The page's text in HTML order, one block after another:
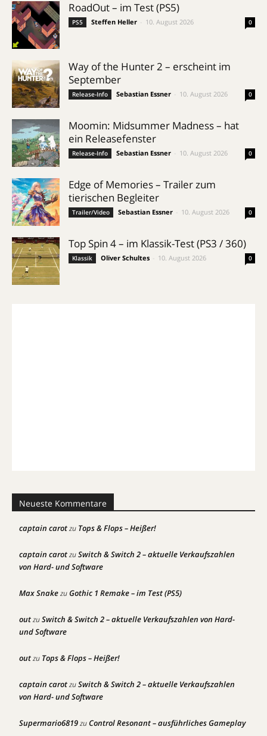
RoadOut – im Test (PS5)
PS5 Steffen Heller 10. August 2026 0
Way of the Hunter 2 – erscheint im
September
Release-Info Sebastian Essner 10. August 2026 0
Moomin: Midsummer Madness – hat
ein Releasefenster
Release-Info Sebastian Essner 10. August 2026 0
Edge of Memories – Trailer zum
tierischen Begleiter
Trailer/Video Sebastian Essner 10. August 2026 0
Top Spin 4 – im Klassik-Test (PS3 / 360)
Klassik Oliver Schultes 10. August 2026 0
Neueste Kommentare
captain carotzu Tops & Flops – Heißer!
captain carotzuSwitch & Switch 2 – aktuelle Verkaufszahlen
von Hard- und Software
Max SnakezuGothic 1 Remake – im Test (PS5)
outzuSwitch & Switch 2 – aktuelle Verkaufszahlen von Hard-
und Software
outzu Tops & Flops – Heißer!
captain carotzuSwitch & Switch 2 – aktuelle Verkaufszahlen
von Hard- und Software
Supermario6819zuControl Resonant – ausführliches Gameplay